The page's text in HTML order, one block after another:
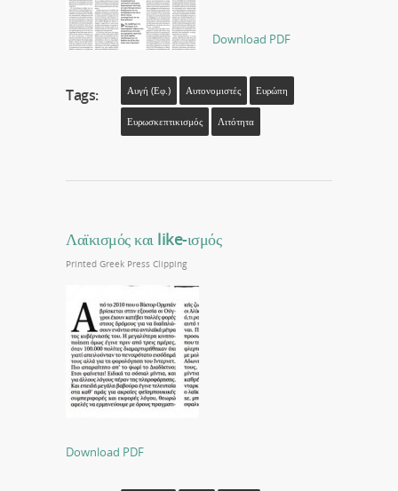
Download PDF
Tags: Αυγή (εφ.) Αυτονομιστές Ευρώπη
Ευρωσκεπτικισμός Λιτότητα
Λαϊκισμός και like-ισμός
Printed Greek Press Clipping
Download PDF